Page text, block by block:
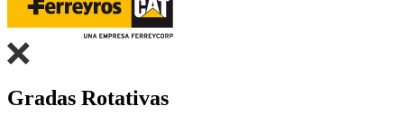
Gradas Rotativas